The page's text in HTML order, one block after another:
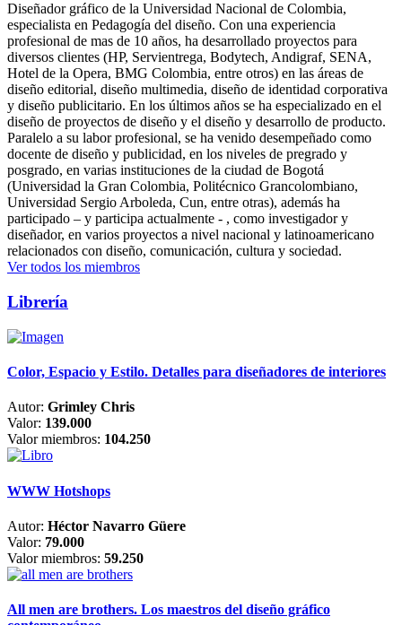
Diseñador gráfico de la Universidad Nacional de Colombia,
especialista en Pedagogía del diseño. Con una experiencia
profesional de mas de 10 años, ha desarrollado proyectos para
diversos clientes (HP, Servientrega, Bodytech, Andigraf, SENA,
Hotel de la Opera, BMG Colombia, entre otros) en las áreas de
diseño editorial, diseño multimedia, diseño de identidad corporativa
y diseño publicitario. En los últimos años se ha especializado en el
diseño de proyectos de diseño y el diseño y desarrollo de producto.
Paralelo a su labor profesional, se ha venido desempeñado como
docente de diseño y publicidad, en los niveles de pregrado y
posgrado, en varias instituciones de la ciudad de Bogotá
(Universidad la Gran Colombia, Politécnico Grancolombiano,
Universidad Sergio Arboleda, Cun, entre otras), además ha
participado – y participa actualmente - , como investigador y
diseñador, en varios proyectos a nivel nacional y latinoamericano
relacionados con diseño, comunicación, cultura y sociedad.
Ver todos los miembros
Librería
Color, Espacio y Estilo. Detalles para diseñadores de interiores
Autor: Grimley Chris
Valor: 139.000
Valor miembros: 104.250
WWW Hotshops
Autor: Héctor Navarro Güere
Valor: 79.000
Valor miembros: 59.250
All men are brothers. Los maestros del diseño gráfico